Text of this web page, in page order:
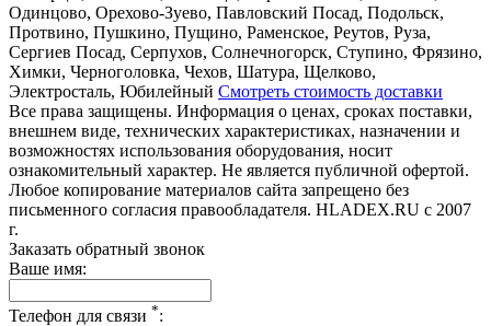
Одинцово, Орехово-Зуево, Павловский Посад, Подольск,
Протвино, Пушкино, Пущино, Раменское, Реутов, Руза,
Сергиев Посад, Серпухов, Солнечногорск, Ступино, Фрязино,
Химки, Черноголовка, Чехов, Шатура, Щелково,
Электросталь, Юбилейный Смотреть стоимость доставки
Все права защищены. Информация о ценах, сроках поставки,
внешнем виде, технических характеристиках, назначении и
возможностях использования оборудования, носит
ознакомительный характер. Не является публичной офертой.
Любое копирование материалов сайта запрещено без
письменного согласия правообладателя. HLADEX.RU c 2007
г.
Заказать обратный звонок
Ваше имя:
Телефон для связи *: